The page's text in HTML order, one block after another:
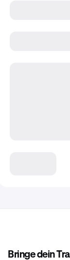
Bringe dein